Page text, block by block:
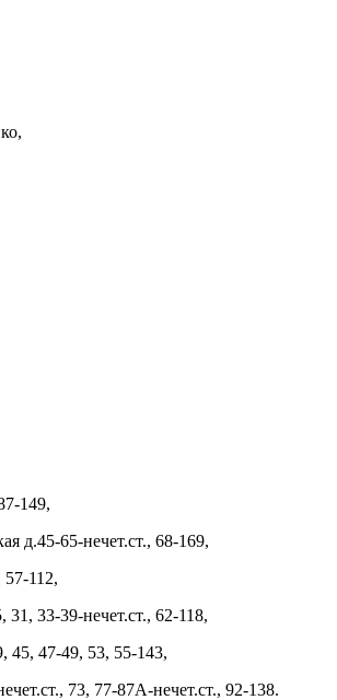
149,
д.45-65-нечет.ст., 68-169,
57-112,
33-39-нечет.ст., 62-118,
45, 47-49, 53, 55-143,
73, 77-87А-нечет.ст., 92-138.